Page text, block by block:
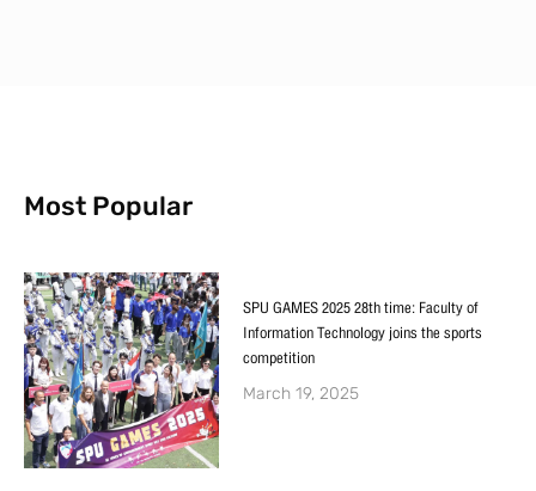
Most Popular
SPU GAMES 2025 28th time: Faculty of
Information Technology joins the sports
competition
March 19, 2025